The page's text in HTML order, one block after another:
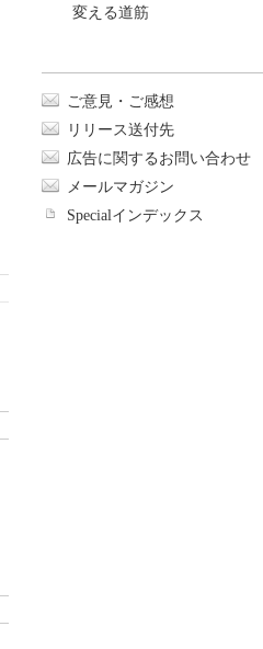
変える道筋
ご意見・ご感想
リリース送付先
広告に関するお問い合わせ
メールマガジン
Specialインデックス